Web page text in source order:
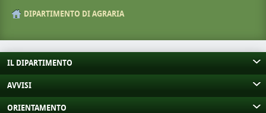
DIPARTIMENTO DI AGRARIA
IL DIPARTIMENTO
AVVISI
ORIENTAMENTO